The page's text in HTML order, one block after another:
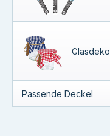
Glasdeko
Passende Deckel